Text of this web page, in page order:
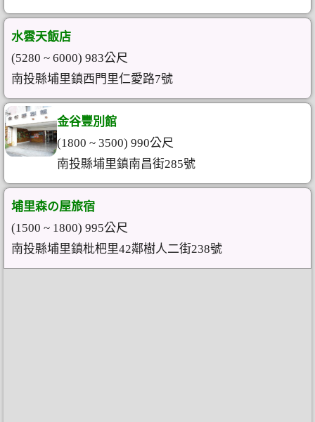
水雲天飯店
(5280 ~ 6000) 983公尺
南投縣埔里鎮西門里仁愛路7號
金谷豐別館
(1800 ~ 3500) 990公尺
南投縣埔里鎮南昌街285號
埔里森の屋旅宿
(1500 ~ 1800) 995公尺
南投縣埔里鎮枇杷里42鄰樹人二街238號